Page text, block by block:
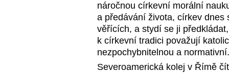
náročnou církevní morální
a předávání života, církev dnes
věřících, a stydí se ji
k církevní tradici považují
nezpochybnitelnou a normativní.
Severoamerická kolej v Římě